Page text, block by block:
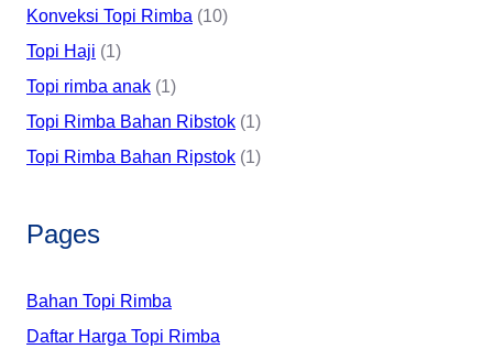
Konveksi Topi Rimba (10)
Topi Haji (1)
Topi rimba anak (1)
Topi Rimba Bahan Ribstok (1)
Topi Rimba Bahan Ripstok (1)
Pages
Bahan Topi Rimba
Daftar Harga Topi Rimba